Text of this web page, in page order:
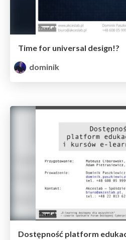
Time for universal design!?
dominik